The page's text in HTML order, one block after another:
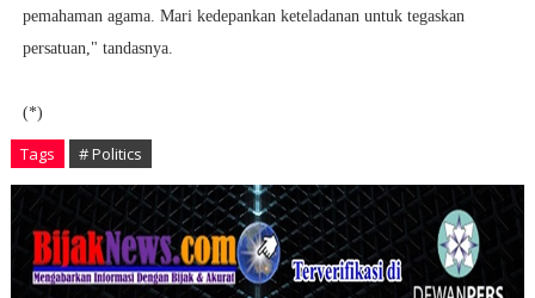
pemahaman agama. Mari kedepankan keteladanan untuk tegaskan
persatuan," tandasnya.
(*)
Tags # Politics